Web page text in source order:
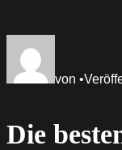
von •
Die